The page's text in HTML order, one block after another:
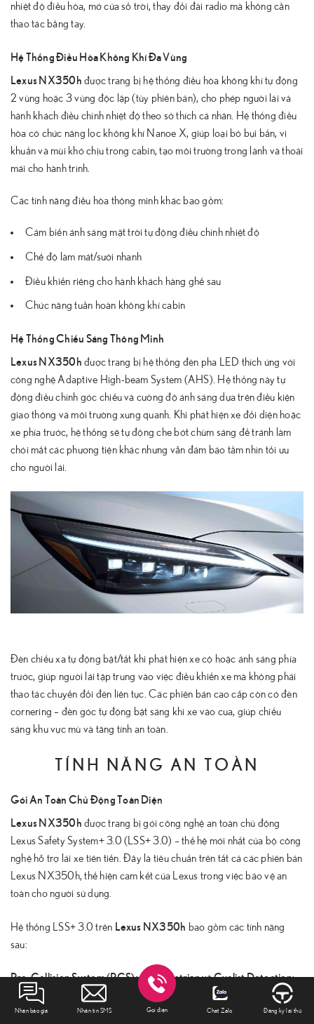
nhiệt độ điều hòa, mở cửa sổ trời, thay đổi đài radio mà không cần
thao tác bằng tay.
Hệ Thống Điều Hòa Không Khí Đa Vùng
Lexus NX350h được trang bị hệ thống điều hòa không khí tự động
2 vùng hoặc 3 vùng độc lập (tùy phiên bản), cho phép người lái và
hành khách điều chỉnh nhiệt độ theo sở thích cá nhân. Hệ thống điều
hòa có chức năng lọc không khí Nanoe X, giúp loại bỏ bụi bẩn, vi
khuẩn và mùi khó chịu trong cabin, tạo môi trường trong lành và thoải
mái cho hành trình.
Các tính năng điều hòa thông minh khác bao gồm:
Cảm biến ánh sáng mặt trời tự động điều chỉnh nhiệt độ
Chế độ làm mát/sưởi nhanh
Điều khiển riêng cho hành khách hàng ghế sau
Chức năng tuần hoàn không khí cabin
Hệ Thống Chiếu Sáng Thông Minh
Lexus NX350h được trang bị hệ thống đèn pha LED thích ứng với
công nghệ Adaptive High-beam System (AHS). Hệ thống này tự
động điều chỉnh góc chiếu và cường độ ánh sáng dựa trên điều kiện
giao thông và môi trường xung quanh. Khi phát hiện xe đối diện hoặc
xe phía trước, hệ thống sẽ tự động che bớt chùm sáng để tránh làm
chói mắt các phương tiện khác nhưng vẫn đảm bảo tầm nhìn tối ưu
cho người lái.
Đèn chiếu xa tự động bật/tắt khi phát hiện xe cộ hoặc ánh sáng phía
trước, giúp người lái tập trung vào việc điều khiển xe mà không phải
thao tác chuyển đổi đèn liên tục. Các phiên bản cao cấp còn có đèn
cornering – đèn góc tự động bật sáng khi xe vào cua, giúp chiếu
sáng khu vực mù và tăng tính an toàn.
TÍNH NĂNG AN TOÀN
Gói An Toàn Chủ Động Toàn Diện
Lexus NX350h được trang bị gói công nghệ an toàn chủ động
Lexus Safety System+ 3.0 (LSS+ 3.0) – thế hệ mới nhất của bộ công
nghệ hỗ trợ lái xe tiên tiến. Đây là tiêu chuẩn trên tất cả các phiên bản
Lexus NX350h, thể hiện cam kết của Lexus trong việc bảo vệ an
toàn cho người sử dụng.
Hệ thống LSS+ 3.0 trên Lexus NX350h bao gồm các tính năng
sau:
Pre-Collision System (PCS) với Pedestrian và Cyclist Detection:
Hệ thống phát hiện và cảnh báo va chạm trước của Lexus NX350h
sử dụng camera và radar để liên tục quét khu vực phía trước xe. Khi
Nhận báo giá Nhắn tin SMS Gọi điện Chat Zalo Đăng ký lái thử